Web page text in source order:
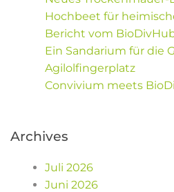
Georg-Birk-Str. 14
München, 80797 Germany
Hochbeet für
Bericht vom
Ein Sandarium für die
Agilolfingerplatz
Convivium meets
Archives
Juli 2026
Juni 2026